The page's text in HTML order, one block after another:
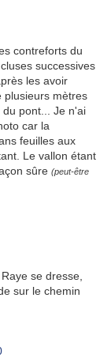
contreforts du
successives
les avoir
plusieurs mètres
pont... Je n'ai
car la
feuilles aux
Le vallon étant
sûre (peut-être
se dresse,
sur le chemin